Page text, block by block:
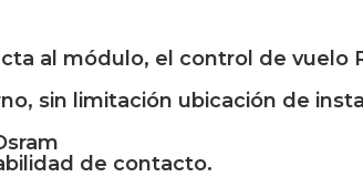
al módulo, el control de vuelo
sin limitación ubicación de
de contacto.